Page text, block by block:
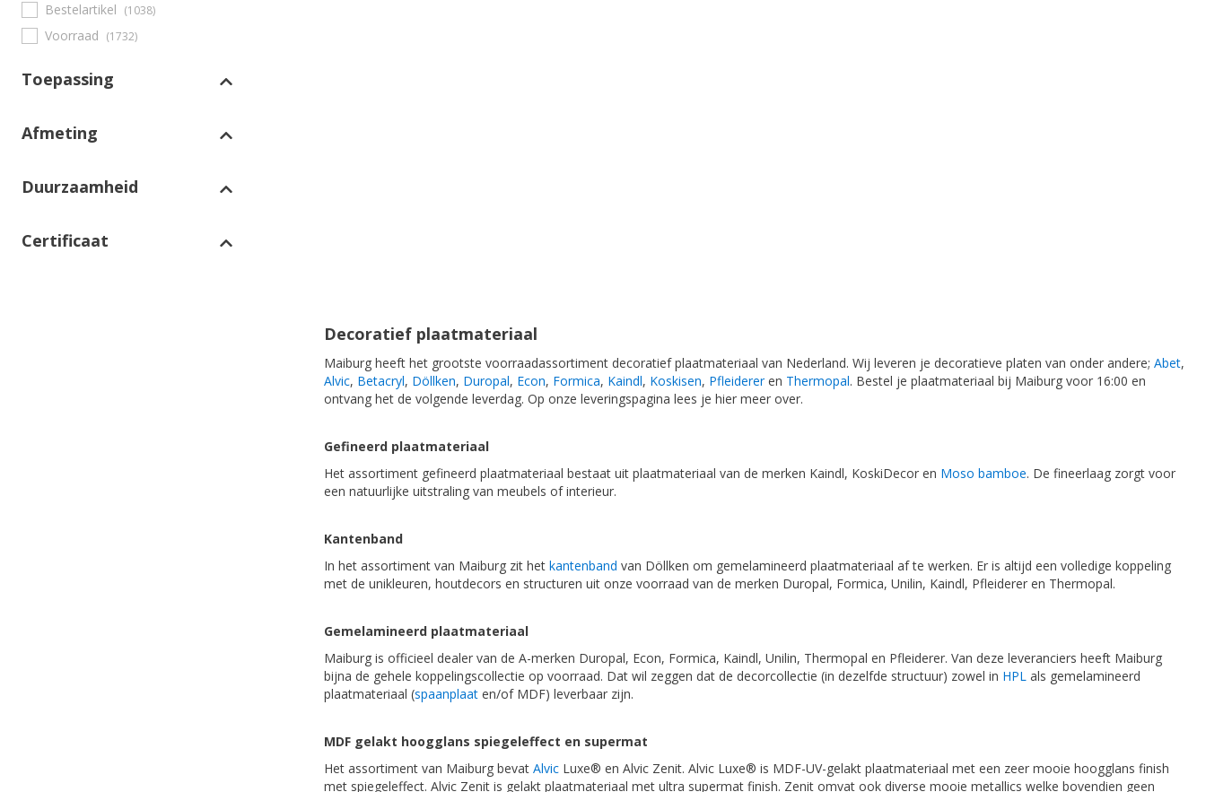
Bestelartikel (1038)
Voorraad (1732)
Toepassing
Afmeting
Duurzaamheid
Certificaat
Decoratief plaatmateriaal
Maiburg heeft het grootste voorraadassortiment decoratief plaatmateriaal van Nederland. Wij leveren je decoratieve platen van onder andere; Abet,
Alvic, Betacryl, Döllken, Duropal, Econ, Formica, Kaindl, Koskisen, Pfleidereren Thermopal. Bestel je plaatmateriaal bij Maiburg voor 16:00 en
ontvang het de volgende leverdag. Op onze leveringspagina lees je hier meer over.
Gefineerd plaatmateriaal
Het assortiment gefineerd plaatmateriaal bestaat uit plaatmateriaal van de merken Kaindl, KoskiDecor en Moso bamboe. De fineerlaag zorgt voor
een natuurlijke uitstraling van meubels of interieur.
Kantenband
In het assortiment van Maiburg zit het kantenband van Döllken om gemelamineerd plaatmateriaal af te werken. Er is altijd een volledige koppeling
met de unikleuren, houtdecors en structuren uit onze voorraad van de merken Duropal, Formica, Unilin, Kaindl, Pfleiderer en Thermopal.
Gemelamineerd plaatmateriaal
Maiburg is officieel dealer van de A-merken Duropal, Econ, Formica, Kaindl, Unilin, Thermopal en Pfleiderer. Van deze leveranciers heeft Maiburg
bijna de gehele koppelingscollectie op voorraad. Dat wil zeggen dat de decorcollectie (in dezelfde structuur) zowel in HPL als gemelamineerd
plaatmateriaal (spaanplaat en/of MDF) leverbaar zijn.
MDF gelakt hoogglans spiegeleffect en supermat
Het assortiment van Maiburg bevat Alvic Luxe® en Alvic Zenit. Alvic Luxe® is MDF-UV-gelakt plaatmateriaal met een zeer mooie hoogglans finish
met spiegeleffect. Alvic Zenit is gelakt plaatmateriaal met ultra supermat finish. Zenit omvat ook diverse mooie metallics welke bovendien geen